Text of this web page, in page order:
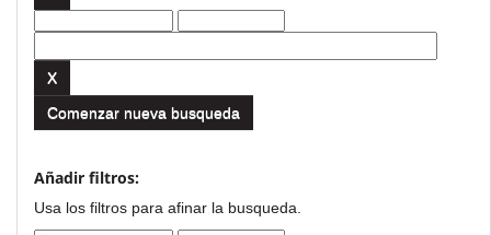
Comenzar nueva busqueda
Añadir filtros:
Usa los filtros para afinar la busqueda.